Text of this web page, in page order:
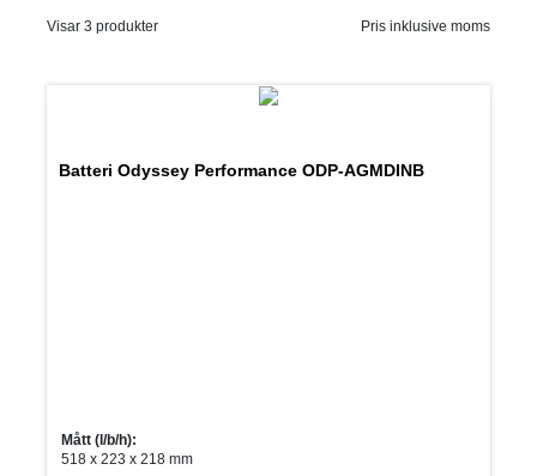
Visar 3 produkter Pris inklusive moms
Batteri Odyssey Performance ODP-AGMDINB
Mått (l/b/h):
518 x 223 x 218 mm